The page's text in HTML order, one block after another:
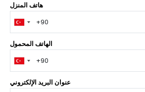
هاتف المنزل
الهاتف المحمول
عنوان البريد الإلكتروني